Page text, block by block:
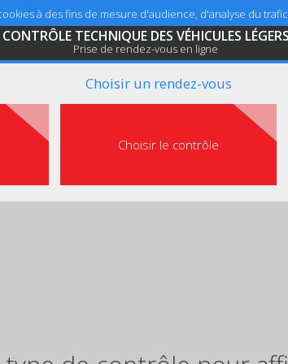
à des fins de mesure d'audience, d'analyse du
CONTRÔLE TECHNIQUE DES VÉHICULES LÉGERS
Prise de rendez-vous en ligne
Choisir un rendez-vous
Choisir le contrôle